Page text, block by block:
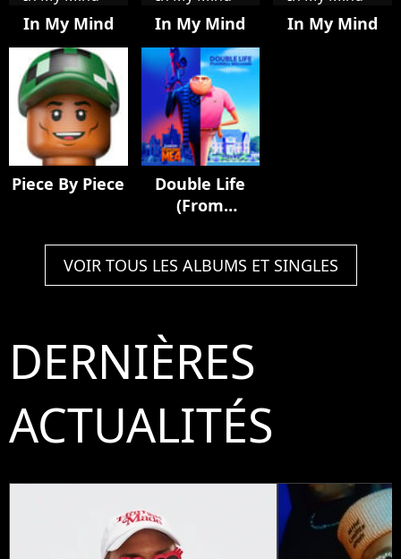
In My Mind
In My Mind In My Mind
Piece By Piece
Double Life
(From
Me 4")
VOIR TOUS LES ALBUMS ET SINGLES
DERNIÈRES
ACTUALITÉS